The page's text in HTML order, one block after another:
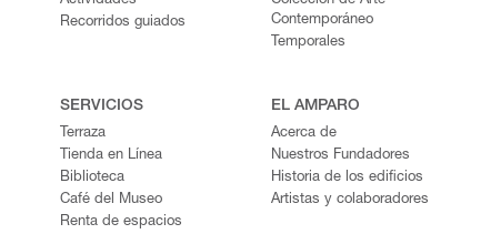
Recorridos guiados
Contemporáneo
Temporales
SERVICIOS
Terraza
Tienda en Línea
Biblioteca
Café del Museo
Renta de espacios
EL AMPARO
Acerca de
Nuestros Fundadores
Historia de los edificios
Artistas y colaboradores